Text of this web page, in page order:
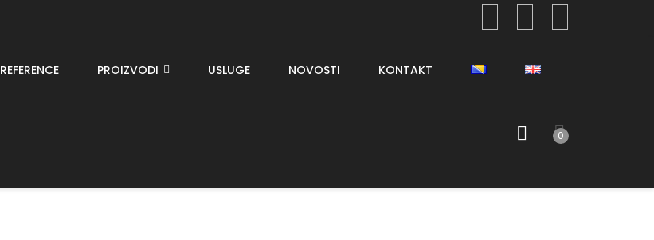
REFERENCE PROIZVODI USLUGE NOVOSTI KONTAKT
0